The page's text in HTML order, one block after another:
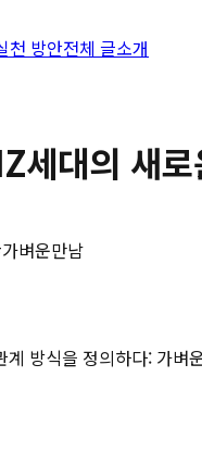
천 방안전체 글소개
대의 새로
가벼운만남
방식을 정의하다: 가